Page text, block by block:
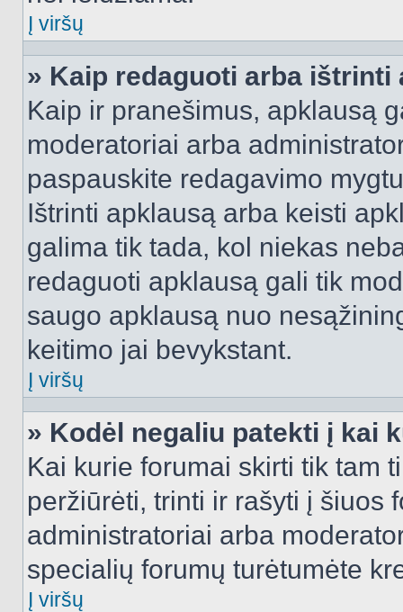
Į viršų
» Kaip redaguoti arba ištrinti
Kaip ir pranešimus, apklausą
moderatoriai arba
paspauskite redagavimo
Ištrinti apklausą arba keisti
galima tik tada, kol niekas
redaguoti apklausą gali tik
saugo apklausą nuo
keitimo jai bevykstant.
Į viršų
» Kodėl negaliu patekti į kai
Kai kurie forumai skirti tik tam
peržiūrėti, trinti ir rašyti į šiuos
administratoriai arba
specialių forumų turėtumėte
Į viršų